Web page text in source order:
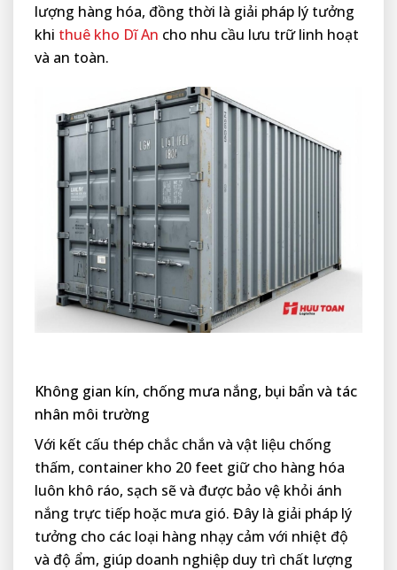
lượng hàng hóa, đồng thời là giải pháp lý tưởng
khi thuê kho Dĩ An cho nhu cầu lưu trữ linh hoạt
và an toàn.
Không gian kín, chống mưa nắng, bụi bẩn và tác
nhân môi trường
Với kết cấu thép chắc chắn và vật liệu chống
thấm, container kho 20 feet giữ cho hàng hóa
luôn khô ráo, sạch sẽ và được bảo vệ khỏi ánh
nắng trực tiếp hoặc mưa gió. Đây là giải pháp lý
tưởng cho các loại hàng nhạy cảm với nhiệt độ
và độ ẩm, giúp doanh nghiệp duy trì chất lượng